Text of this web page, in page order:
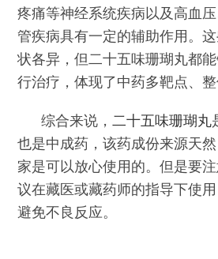
疼痛等神经系统疾病以及高血
管疾病具有一定的辅助作用。
状各异，但二十五味珊瑚丸都
行治疗，体现了中药多靶点、整
综合来说， 二十五味珊瑚丸
也是中成药，该药成份来源天
家是可以放心使用的。但是要
议在藏医或藏药师的指导下使用
避免不良反应。